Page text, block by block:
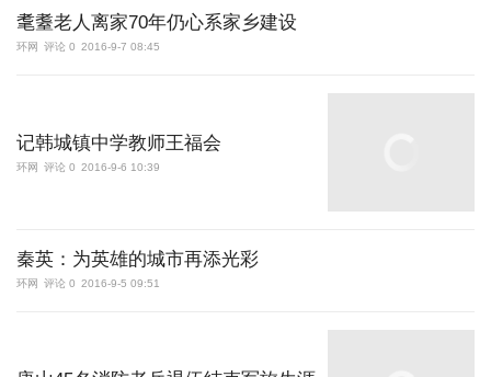
耄耋老人离家70年仍心系家乡建设
环网 评论 0 2016-9-7 08:45
记韩城镇中学教师王福会
环网 评论 0 2016-9-6 10:39
秦英：为英雄的城市再添光彩
环网 评论 0 2016-9-5 09:51